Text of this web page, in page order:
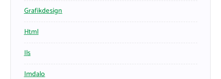
Grafikdesign
Html
Ils
Imdalo